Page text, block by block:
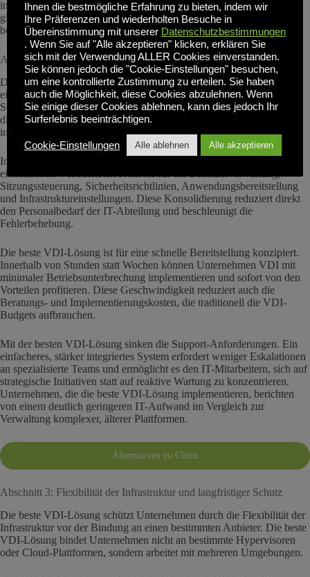
im Vergleich zu herkömmlichen Plattformen ermöglicht und
gleichzeitig die Unternehmensleistung und die Sicherheitsfunktionen
beibehält.
Abschnitt 2: Betriebliche Einfachheit und Verwaltung
Die beste VDI-Lösung vereinfacht den IT-Betrieb durch eine
einheitliche Verwaltung. Anstatt dass IT-Teams mehrere Konsolen,
Schnittstellen und spezialisierte Tools verwalten müssen, konsolidiert
die beste VDI-Lösung alle Verwaltungsfunktionen in einer einzigen,
intuitiven Schnittstelle.
Inuvika OVD Enterprise ist ein Beispiel für diesen Ansatz mit einer
einheitlichen webbasierten Konsole für die Benutzerverwaltung,
Sitzungssteuerung, Sicherheitsrichtlinien, Anwendungsbereitstellung
und Infrastruktureinstellungen. Diese Konsolidierung reduziert direkt
den Personalbedarf der IT-Abteilung und beschleunigt die
Fehlerbehebung.
Die beste VDI-Lösung ist für eine schnelle Bereitstellung konzipiert.
Innerhalb von Stunden statt Wochen können Unternehmen VDI mit
minimaler Betriebsunterbrechung implementieren und sofort von den
Vorteilen profitieren. Diese Geschwindigkeit reduziert auch die
Beratungs- und Implementierungskosten, die traditionell die VDI-
Budgets aufbrauchen.
Mit der besten VDI-Lösung sinken die Support-Anforderungen. Ein
einfacheres, stärker integriertes System erfordert weniger Eskalationen
an spezialisierte Teams und ermöglicht es den IT-Mitarbeitern, sich auf
strategische Initiativen statt auf reaktive Wartung zu konzentrieren.
Unternehmen, die die beste VDI-Lösung implementieren, berichten
von einem deutlich geringeren IT-Aufwand im Vergleich zur
Verwaltung komplexer, älterer Plattformen.
Alternativen zu Citrix
Abschnitt 3: Flexibilität der Infrastruktur und langfristiger Schutz
Die beste VDI-Lösung schützt Unternehmen durch die Flexibilität der
Infrastruktur vor der Bindung an einen bestimmten Anbieter. Die beste
VDI-Lösung bindet Unternehmen nicht an bestimmte Hypervisoren
oder Cloud-Plattformen, sondern arbeitet mit mehreren Umgebungen.
Ihnen die bestmögliche Erfahrung zu bieten, indem wir
Ihre Präferenzen und wiederholten Besuche in
Übereinstimmung mit unserer Datenschutzbestimmungen
. Wenn Sie auf "Alle akzeptieren" klicken, erklären Sie
sich mit der Verwendung ALLER Cookies einverstanden.
Sie können jedoch die "Cookie-Einstellungen" besuchen,
um eine kontrollierte Zustimmung zu erteilen. Sie haben
auch die Möglichkeit, diese Cookies abzulehnen. Wenn
Sie einige dieser Cookies ablehnen, kann dies jedoch Ihr
Surferlebnis beeinträchtigen.
Cookie-Einstellungen Alle ablehnen Alle akzeptieren